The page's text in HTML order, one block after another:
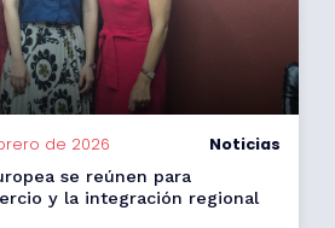
de 2026 Noticias
se reúnen para
y la integración regional